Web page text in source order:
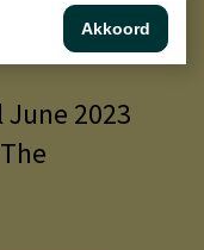
Akkoord
2023